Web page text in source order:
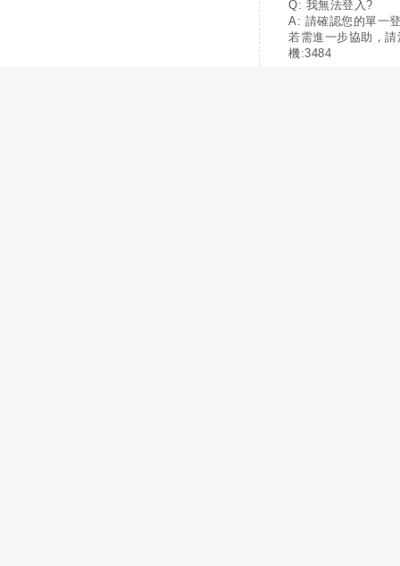
Q: 我無法登入?
A: 請確認您的單一
若需進一步協助，
機:3484